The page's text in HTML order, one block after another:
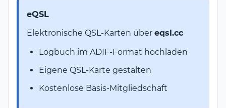
eQSL
Elektronische QSL-Karten über eqsl.cc
Logbuch im ADIF-Format hochladen
Eigene QSL-Karte gestalten
Kostenlose Basis-Mitgliedschaft